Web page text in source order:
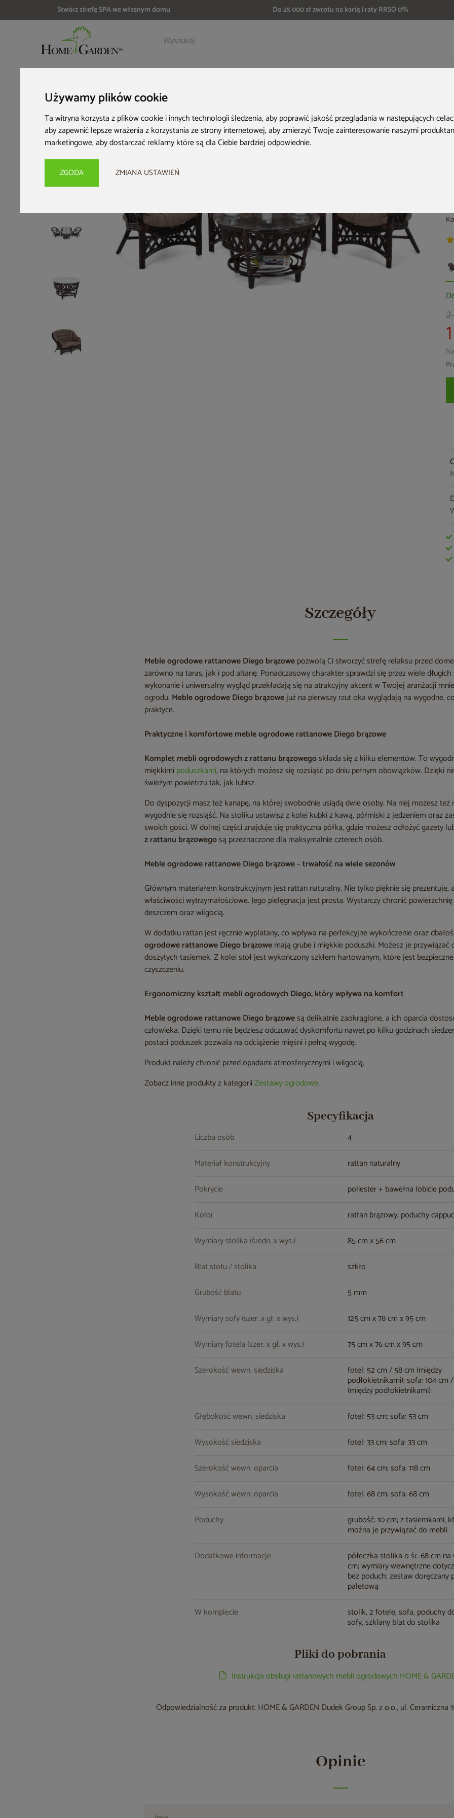
Używamy plików cookie
Ta witryna korzysta z plików cookie i innych technologii śledzenia, aby poprawić jakość przeglądania w następujących
aby zapewnić lepsze wrażenia z korzystania ze strony internetowej,aby zmierzyć Twoje zainteresowanie naszymi
marketingowe,aby dostarczać reklamy które są dla Ciebie bardziej odpowiednie.
ZGODA ZMIANA USTAWIEŃ
Stwórz strefę SPA we własnym domu Do 25 000 zł zwrotu na kartę i raty RRSO 0%
Szczegóły Opinie Akcesoria
2
Szczegóły
Meble ogrodowe rattanowe Diego brązowepozwolą Ci stworzyć strefę relaksu przed
zarówno na taras, jak i pod altanę. Ponadczasowy charakter sprawdzi się przez wiele
wykonanie i uniwersalny wygląd przekładają się na atrakcyjny akcent w Twojej aranżacji
ogrodu. Meble ogrodowe Diego brązowejuż na pierwszy rzut oka wyglądają na wygodne,
praktyce.
Praktyczne i komfortowe meble ogrodowe rattanowe Diego brązowe
Komplet mebli ogrodowych z rattanu brązowegoskłada się z kilku elementów. To
miękkimipoduszkami, na których możesz się rozsiąść po dniu pełnym obowiązków. Dzięki
świeżym powietrzu tak, jak lubisz.
Do dyspozycji masz też kanapę, na której swobodnie usiądą dwie osoby. Na niej możesz też
wygodnie się rozsiąść. Na stoliku ustawisz z kolei kubki z kawą, półmiski z jedzeniem oraz
swoich gości. W dolnej części znajduje się praktyczna półka, gdzie możesz odłożyć gazety
z rattanu brązowegosą przeznaczone dla maksymalnie czterech osób.
Meble ogrodowe rattanowe Diego brązowe – trwałość na wiele sezonów
Głównym materiałem konstrukcyjnym jest rattan naturalny. Nie tylko pięknie się prezentuje,
właściwości wytrzymałościowe. Jego pielęgnacja jest prosta. Wystarczy chronić
deszczem oraz wilgocią.
W dodatku rattan jest ręcznie wyplatany, co wpływa na perfekcyjne wykończenie oraz
ogrodowe rattanowe Diego brązowemają grube i miękkie poduszki. Możesz je
doszytych tasiemek. Z kolei stół jest wykończony szkłem hartowanym, które jest
czyszczeniu.
Ergonomiczny kształt mebli ogrodowych Diego, który wpływa na komfort
Meble ogrodowe rattanowe Diego brązowesą delikatnie zaokrąglone, a ich oparcia
człowieka. Dzięki temu nie będziesz odczuwać dyskomfortu nawet po kilku godzinach
postaci poduszek pozwala na odciążenie mięśni i pełną wygodę.
Produkt należy chronić przed opadami atmosferycznymi i wilgocią.
Zobacz inne produkty z kategoriiZestawy ogrodowe.
Specyfikacja
Liczba osób
4
Materiał konstrukcyjny
rattan naturalny
Pokrycie
poliester + bawełna (obicie
Kolor
rattan brązowy; poduchy
Wymiary stolika (średn. x wys.)
85 cm x 56 cm
Blat stołu / stolika
szkło
Grubość blatu
5 mm
Wymiary sofy (szer. x gł. x wys.)
125 cm x 78 cm x 95 cm
Wymiary fotela (szer. x gł. x wys.)
75 cm x 76 cm x 95 cm
Szerokość wewn. siedziska
fotel: 52 cm / 58 cm (między
podłokietnikami); sofa: 104 cm /
(między podłokietnikami)
Głębokość wewn. siedziska
fotel: 53 cm; sofa: 53 cm
Wysokość siedziska
fotel: 33 cm; sofa: 33 cm
Szerokość wewn. oparcia
fotel: 64 cm; sofa: 118 cm
Wysokość wewn. oparcia
fotel: 68 cm; sofa: 68 cm
Poduchy
grubość: 10 cm; z tasiemkami,
można je przywiązać do mebli
Dodatkowe informacje
półeczka stolika o śr. 68 cm na
cm; wymiary wewnętrzne
bez poduch; zestaw doręczany
paletową
W komplecie
stolik, 2 fotele, sofa, poduchy
sofy, szklany blat do stolika
Pliki do pobrania
Instrukcja obsługi rattanowych mebli ogrodowych HOME &
Odpowiedzialność za produkt: HOME & GARDEN Dudek Group Sp. z o.o., ul. Ceramiczna
Opinie